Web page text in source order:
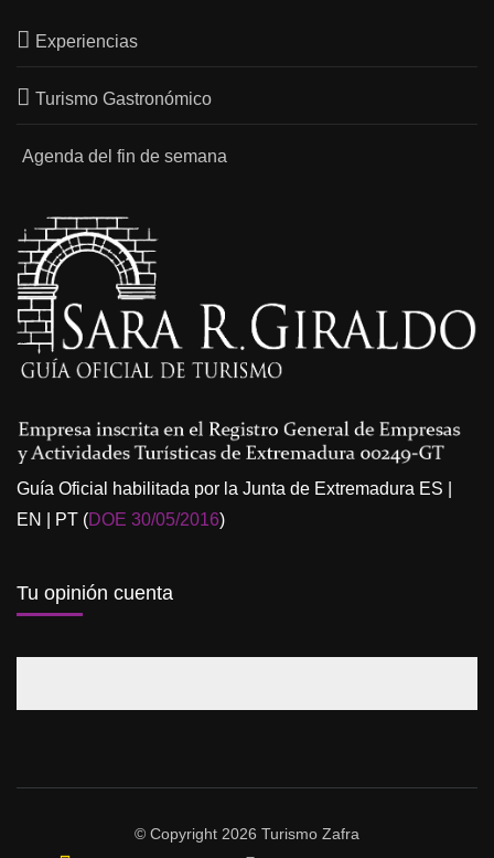
Experiencias
Turismo Gastronómico
Agenda del fin de semana
Guía Oficial habilitada por la Junta de Extremadura ES |
EN | PT (DOE 30/05/2016)
Tu opinión cuenta
© Copyright 2026 Turismo Zafra